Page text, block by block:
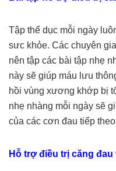
Tập thể dục mỗi ngày
sưc khỏe. Các chuyên
nên tập các bài tập nhẹ
này sẽ giúp máu lưu
hồi vùng xương khớp bị
nhẹ nhàng mỗi ngày sẽ
của các cơn đau tiếp
Hỗ trợ điều trị căng